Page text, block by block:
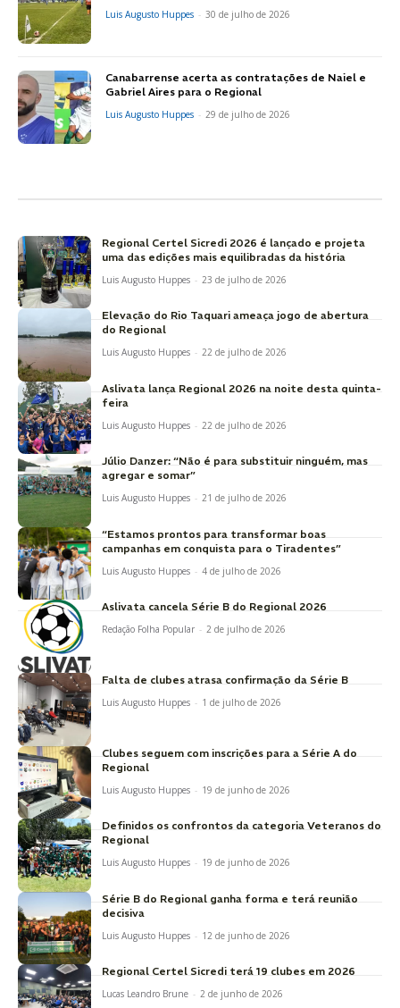
Luis Augusto Huppes - 30 de julho de 2026
Canabarrense acerta as contratações de Naiel e
Gabriel Aires para o Regional
Luis Augusto Huppes - 29 de julho de 2026
Regional Certel Sicredi 2026 é lançado e projeta
uma das edições mais equilibradas da história
Luis Augusto Huppes - 23 de julho de 2026
Elevação do Rio Taquari ameaça jogo de abertura
do Regional
Luis Augusto Huppes - 22 de julho de 2026
Aslivata lança Regional 2026 na noite desta quinta-
feira
Luis Augusto Huppes - 22 de julho de 2026
Júlio Danzer: “Não é para substituir ninguém, mas
agregar e somar”
Luis Augusto Huppes - 21 de julho de 2026
“Estamos prontos para transformar boas
campanhas em conquista para o Tiradentes”
Luis Augusto Huppes - 4 de julho de 2026
Aslivata cancela Série B do Regional 2026
Redação Folha Popular - 2 de julho de 2026
Falta de clubes atrasa confirmação da Série B
Luis Augusto Huppes - 1 de julho de 2026
Clubes seguem com inscrições para a Série A do
Regional
Luis Augusto Huppes - 19 de junho de 2026
Definidos os confrontos da categoria Veteranos do
Regional
Luis Augusto Huppes - 19 de junho de 2026
Série B do Regional ganha forma e terá reunião
decisiva
Luis Augusto Huppes - 12 de junho de 2026
Regional Certel Sicredi terá 19 clubes em 2026
Lucas Leandro Brune - 2 de junho de 2026